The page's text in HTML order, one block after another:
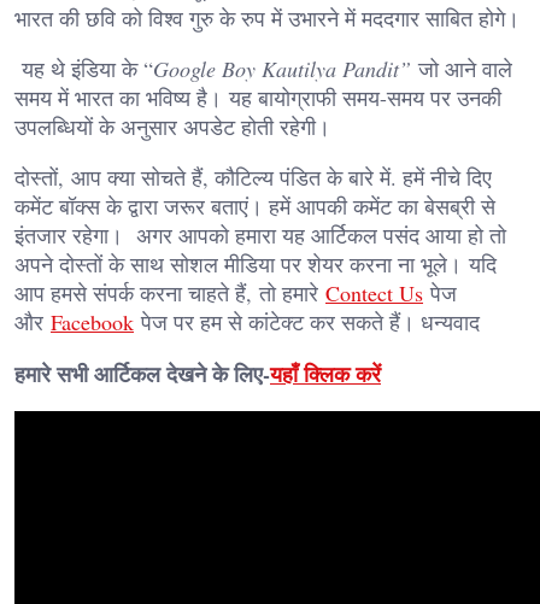
भारत की छवि को विश्व गुरु के रुप में उभारने में मददगार साबित होगे।
यह थे इंडिया के “Google Boy Kautilya Pandit”जो आने वाले
समय में भारत का भविष्य है। यह बायोग्राफी समय-समय पर उनकी
उपलब्धियों के अनुसार अपडेट होती रहेगी।
दोस्तों, आप क्या सोचते हैं, कौटिल्य पंडित के बारे में. हमें नीचे दिए
कमेंट बॉक्स के द्वारा जरूर बताएं। हमें आपकी कमेंट का बेसब्री से
इंतजार रहेगा। अगर आपको हमारा यह आर्टिकल पसंद आया हो तो
अपने दोस्तों के साथ सोशल मीडिया पर शेयर करना ना भूले। यदि
आप हमसे संपर्क करना चाहते हैं, तो हमारे Contect Us पेज
और Facebook पेज पर हम से कांटेक्ट कर सकते हैं। धन्यवाद
हमारे सभी आर्टिकल देखने के लिए-यहाँ क्लिक करें